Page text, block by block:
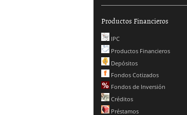
Productos Financieros
IPC
Productos Financieros
Depósitos
Fondos Cotizados
Fondos de Inversión
Créditos
Préstamos